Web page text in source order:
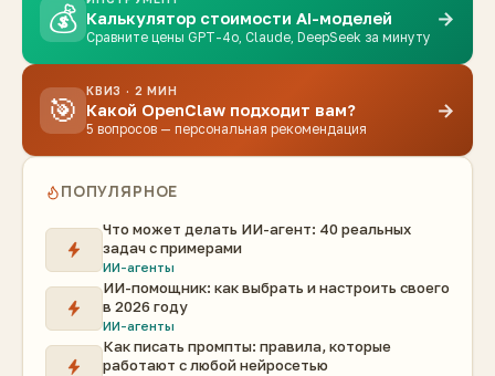
💰 Калькулятор стоимости AI-моделей
Сравните цены GPT-4o, Claude, DeepSeek за минуту
→
🎯
КВИЗ · 2 МИН
Какой OpenClaw подходит вам?
5 вопросов — персональная рекомендация
→
ПОПУЛЯРНОЕ
Что может делать ИИ-агент: 40 реальных
задач с примерами
ИИ-агенты
ИИ-помощник: как выбрать и настроить своего
в 2026 году
ИИ-агенты
Как писать промпты: правила, которые
работают с любой нейросетью